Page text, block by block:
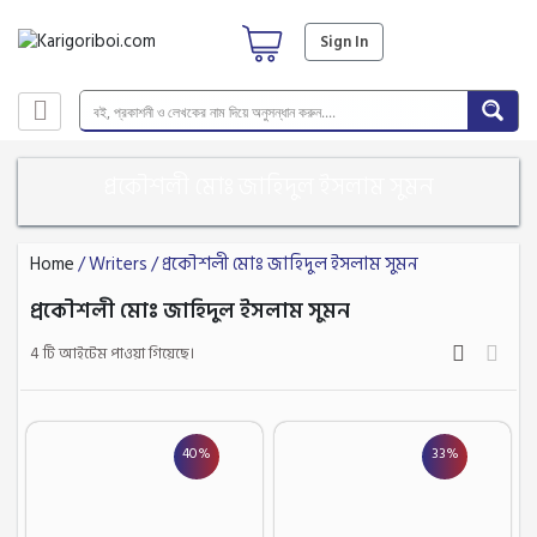
Sign In
Home/ Writers / প্রকৌশলী মোঃ জাহিদুল ইসলাম সুমন
প্রকৌশলী মোঃ জাহিদুল ইসলাম সুমন
4 টি আইটেম পাওয়া গিয়েছে।
40% 33%